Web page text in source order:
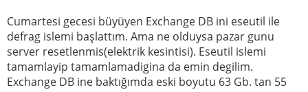
Cumartesi gecesi büyüyen Exchange DB ini eseutil ile
defrag islemi başlattım. Ama ne olduysa pazar gunu
server resetlenmis(elektrik kesintisi). Eseutil islemi
tamamlayip tamamlamadigina da emin degilim.
Exchange DB ine baktığımda eski boyutu 63 Gb. tan 55